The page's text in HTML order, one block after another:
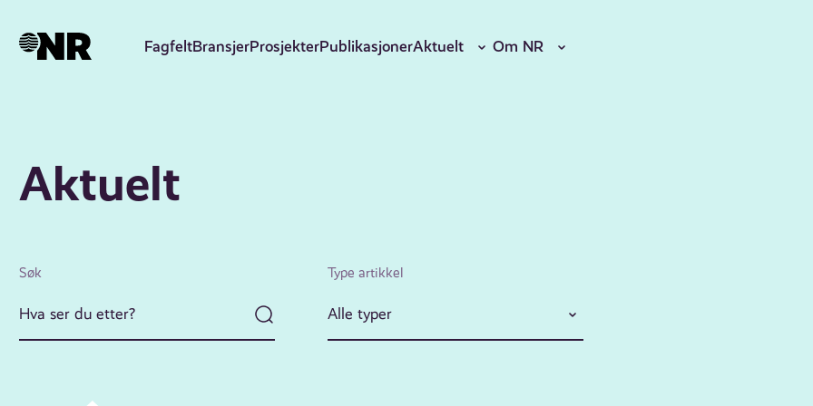
hovedinnhold
FagfeltBransjerProsjekterPublikasjonerAktuelt Om NR
Aktuelt
Søk Type artikkel
Alle typer